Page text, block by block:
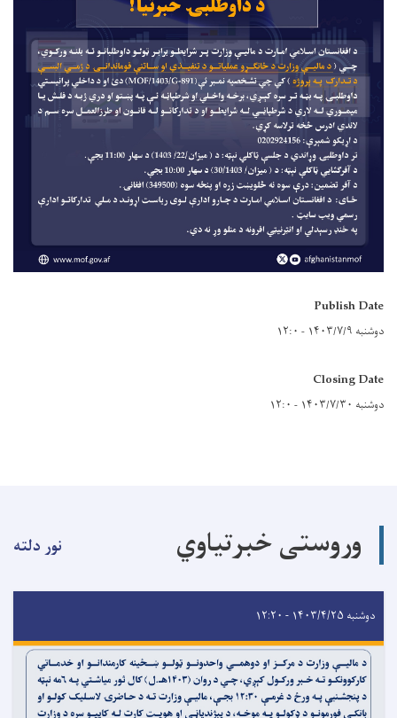
Publish Date
دوشنبه ۱۴۰۳/۷/۹ - ۱۲:۰
Closing Date
دوشنبه ۱۴۰۳/۷/۳۰ - ۱۲:۰
وروستی خبرتیاوي نور دلته
دوشنبه ۱۴۰۳/۴/۲۵ - ۱۲:۲۰